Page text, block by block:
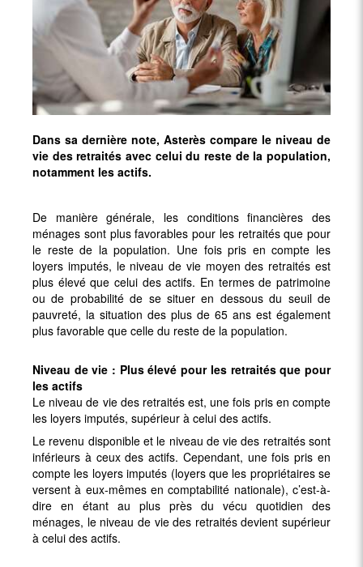
Dans sa dernière note, Asterès compare le niveau de
vie des retraités avec celui du reste de la population,
notamment les actifs.
De manière générale, les conditions financières des
ménages sont plus favorables pour les retraités que pour
le reste de la population. Une fois pris en compte les
loyers imputés, le niveau de vie moyen des retraités est
plus élevé que celui des actifs. En termes de patrimoine
ou de probabilité de se situer en dessous du seuil de
pauvreté, la situation des plus de 65 ans est également
plus favorable que celle du reste de la population.
Niveau de vie : Plus élevé pour les retraités que pour
les actifs
Le niveau de vie des retraités est, une fois pris en compte
les loyers imputés, supérieur à celui des actifs.
Le revenu disponible et le niveau de vie des retraités sont
inférieurs à ceux des actifs. Cependant, une fois pris en
compte les loyers imputés (loyers que les propriétaires se
versent à eux-mêmes en comptabilité nationale), c’est-à-
dire en étant au plus près du vécu quotidien des
ménages, le niveau de vie des retraités devient supérieur
à celui des actifs.